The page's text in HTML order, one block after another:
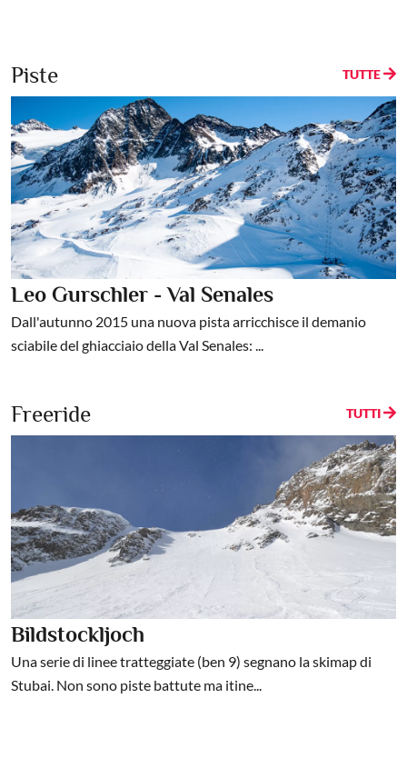
Piste TUTTE
Leo Gurschler - Val Senales
Dall'autunno 2015 una nuova pista arricchisce il demanio
sciabile del ghiacciaio della Val Senales: ...
Freeride TUTTI
Bildstockljoch
Una serie di linee tratteggiate (ben 9) segnano la skimap di
Stubai. Non sono piste battute ma itine...